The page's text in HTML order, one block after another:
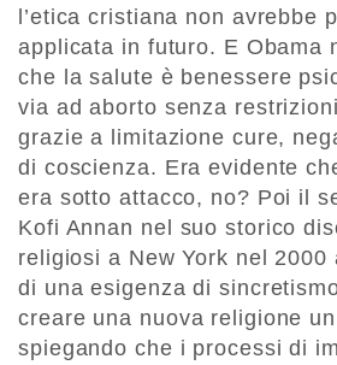
l’etica cristiana non avrebbe
applicata in futuro. E Obama
che la salute è benessere
via ad aborto senza
grazie a limitazione cure,
di coscienza. Era evidente
era sotto attacco, no? Poi il
Kofi Annan nel suo storico
religiosi a New York nel 2000
di una esigenza di
creare una nuova religione
spiegando che i processi di